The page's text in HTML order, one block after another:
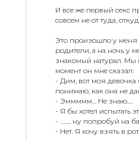
И все же первый секс
совсем не от туда,
Это произошло у меня
родители, а на ночь у
знакомый натурал. Мы
момент он мне сказал:
- Дим, вот моя девочка
понимаю, как она не
- Эммммм… Не знаю….
- Я бы хотел испытать
- …….. ну попробуй на
- Нет. Я хочу взять в